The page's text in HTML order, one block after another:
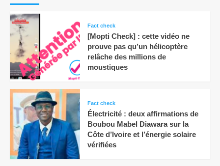
Fact check
[Mopti Check] : cette vidéo ne
prouve pas qu’un hélicoptère
relâche des millions de
moustiques
Fact check
Électricité : deux affirmations de
Boubou Mabel Diawara sur la
Côte d’Ivoire et l’énergie solaire
vérifiées